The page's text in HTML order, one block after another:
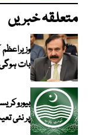
متعلقہ خبریں
بات
پر نئی